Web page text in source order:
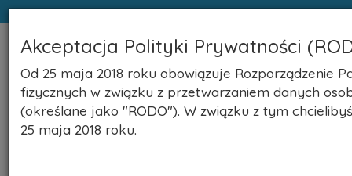
Toggle
NaszeNekrologi.pl
Akceptacja Polityki Prywatności
Od 25 maja 2018 roku obowiązuje Rozporządzenie
fizycznych w związku z przetwarzaniem danych
(określane jako "RODO"). W związku z tym
25 maja 2018 roku.